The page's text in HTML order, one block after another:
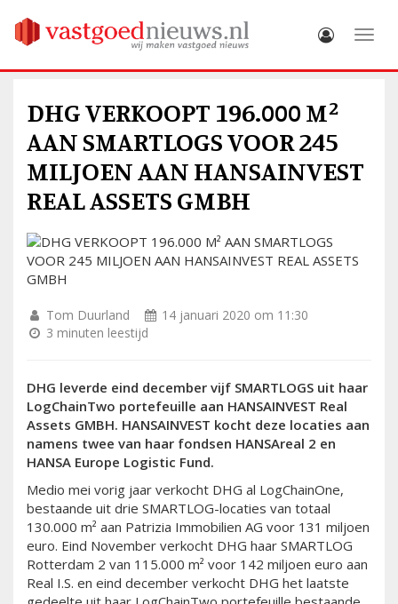
DHG VERKOOPT 196.000 M²
AAN SMARTLOGS VOOR 245
MILJOEN AAN HANSAINVEST
REAL ASSETS GMBH
Tom Duurland
14 januari 2020 om 11:30
3 minuten leestijd
DHG leverde eind december vijf SMARTLOGS uit haar
LogChainTwo portefeuille aan HANSAINVEST Real
Assets GMBH. HANSAINVEST kocht deze locaties aan
namens twee van haar fondsen HANSAreal 2 en
HANSA Europe Logistic Fund.
Medio mei vorig jaar verkocht DHG al LogChainOne,
bestaande uit drie SMARTLOG-locaties van totaal
130.000 m² aan Patrizia Immobilien AG voor 131 miljoen
euro. Eind November verkocht DHG haar SMARTLOG
Rotterdam 2 van 115.000 m² voor 142 miljoen euro aan
Real I.S. en eind december verkocht DHG het laatste